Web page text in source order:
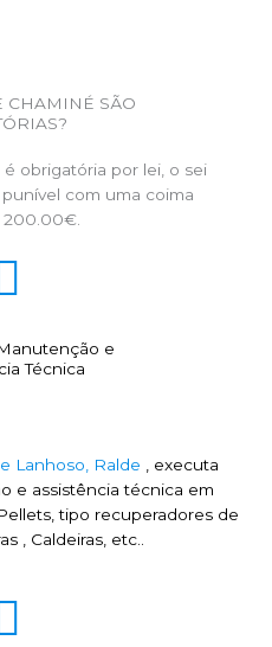
CHAMINÉ SÃO
obrigatória por lei, o sei
com uma coima
200.00€.
e
Técnica
Lanhoso, Ralde , executa
e assistência técnica em
tipo recuperadores de
, Caldeiras, etc..